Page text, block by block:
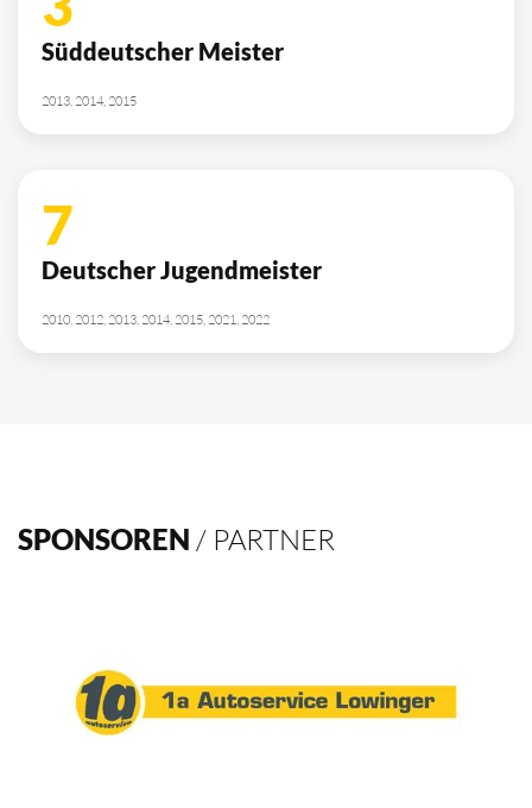
Deutscher Pokalsieger
1998, 2012, 2013, 2016